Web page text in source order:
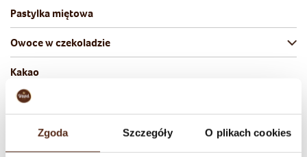
Zgoda Szczegóły O plikach cookies
Pastylka miętowa
Owoce w czekoladzie
Kakao
Linia bez dodatku cukru
Pieczywo